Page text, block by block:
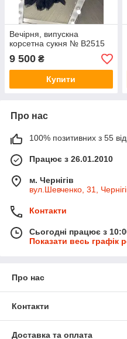
Вечірня, випускна
корсетна сукня № В2515
9 500 ₴
Купити
Про нас
100% позитивних з 55
Працює з 26.01.2010
м. Чернігів
вул.Шевченко, 31,
Контакти
Сьогодні працює з
Показати весь графік
Про нас
Контакти
Доставка та оплата